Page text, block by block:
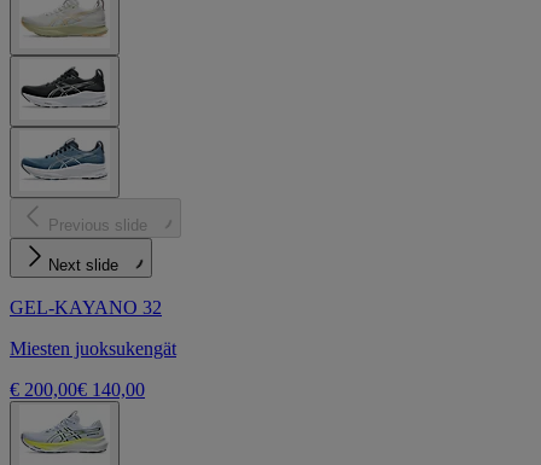
Previous slide
Next slide
GEL-KAYANO 32
Miesten juoksukengät
€ 200,00€ 140,00